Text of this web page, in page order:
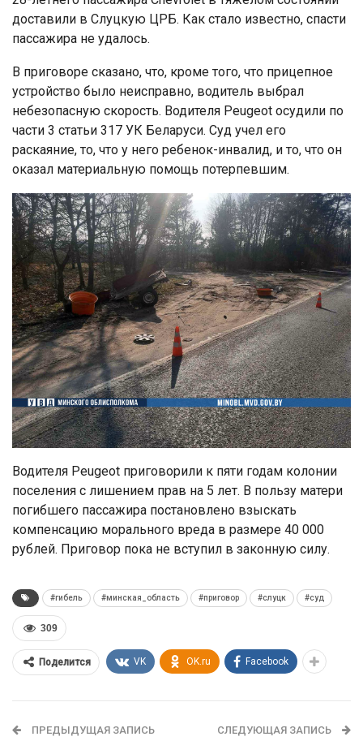
доставили в Слуцкую ЦРБ. Как стало известно, спасти
пассажира не удалось.
В приговоре сказано, что, кроме того, что прицепное
устройство было неисправно, водитель выбрал
небезопасную скорость. Водителя Peugeot осудили по
части 3 статьи 317 УК Беларуси. Суд учел его
раскаяние, то, что у него ребенок-инвалид, и то, что он
оказал материальную помощь потерпевшим.
Водителя Peugeot приговорили к пяти годам колонии
поселения с лишением прав на 5 лет. В пользу матери
погибшего пассажира постановлено взыскать
компенсацию морального вреда в размере 40 000
рублей. Приговор пока не вступил в законную силу.
#гибель #минская_область #приговор #слуцк #суд
309
Поделится VK OK.ru Facebook
ПРЕДЫДУЩАЯ ЗАПИСЬ СЛЕДУЮЩАЯ ЗАПИСЬ